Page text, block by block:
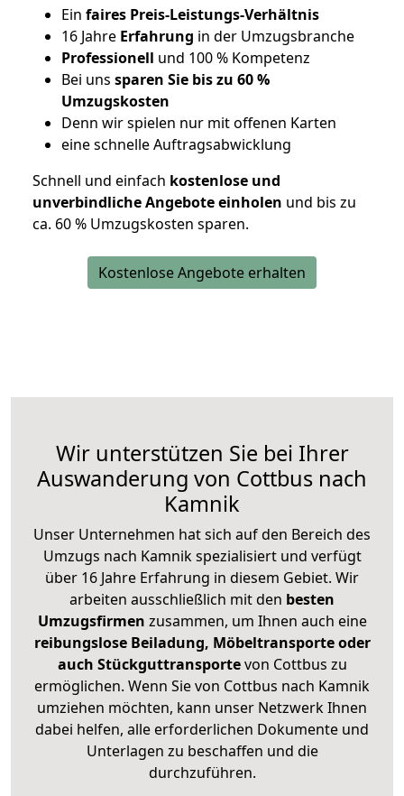
Ein faires Preis-Leistungs-Verhältnis
16 Jahre Erfahrung in der Umzugsbranche
Professionell und 100 % Kompetenz
Bei uns sparen Sie bis zu 60 %
Umzugskosten
Denn wir spielen nur mit offenen Karten
eine schnelle Auftragsabwicklung
Schnell und einfach kostenlose und
unverbindliche Angebote einholen und bis zu
ca. 60 % Umzugskosten sparen.
Kostenlose Angebote erhalten
Wir unterstützen Sie bei Ihrer
Auswanderung von Cottbus nach
Kamnik
Unser Unternehmen hat sich auf den Bereich des
Umzugs nach Kamnik spezialisiert und verfügt
über 16 Jahre Erfahrung in diesem Gebiet. Wir
arbeiten ausschließlich mit den besten
Umzugsfirmen zusammen, um Ihnen auch eine
reibungslose Beiladung, Möbeltransporte oder
auch Stückguttransportevon Cottbus zu
ermöglichen. Wenn Sie von Cottbus nach Kamnik
umziehen möchten, kann unser Netzwerk Ihnen
dabei helfen, alle erforderlichen Dokumente und
Unterlagen zu beschaffen und die
durchzuführen.